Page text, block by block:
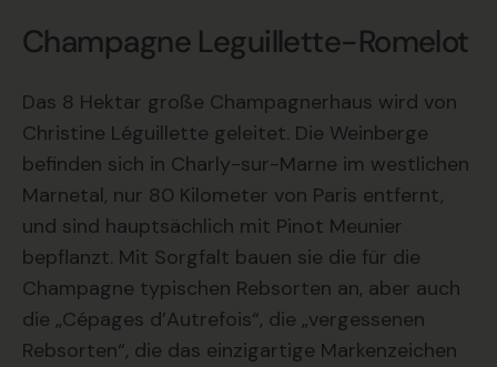
Champagne Leguillette-Romelot
Das 8 Hektar große Champagnerhaus wird von
Christine Léguillette geleitet. Die Weinberge
befinden sich in Charly-sur-Marne im westlichen
Marnetal, nur 80 Kilometer von Paris entfernt,
und sind hauptsächlich mit Pinot Meunier
bepflanzt. Mit Sorgfalt bauen sie die für die
Champagne typischen Rebsorten an, aber auch
die „Cépages d’Autrefois“, die „vergessenen
Rebsorten“, die das einzigartige Markenzeichen